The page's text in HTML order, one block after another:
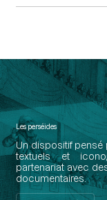
Les perséides
Un dispositif pensé
textuels et
partenariat avec
documentaires.